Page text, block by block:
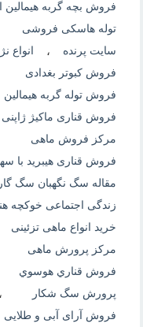
فروش بچه گربه هیمالین
توله هاسکی فروشی
سایت پرنده ، انواع
فروش کبوتر بغدادی
فروش توله گربه هیمالین
فروش قناری ماکیژ ژاپنی
مرکز فروش ماهی
فروش قناری هیبرید با
مقاله سگ نگهبان سگ
زندگی اجتماعی خوکچه
خرید انواع ماهی تزئینی
مرکز پرورش ماهی
فروش قناري هوسوي
پرورش سگ شکار
فروش آرای آبی و طلایی